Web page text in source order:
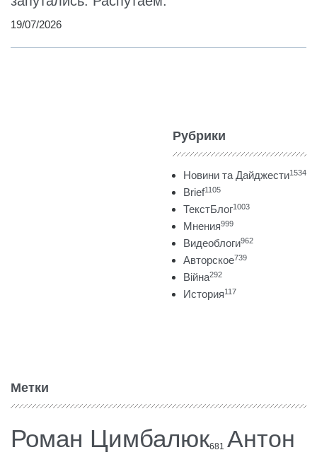
19/07/2026
Рубрики
Новини та Дайджести1534
Brief1105
ТекстБлог1003
Мнения999
Видеоблоги962
Авторское739
Війна292
История117
Метки
Роман Цимбалюк681 Антон